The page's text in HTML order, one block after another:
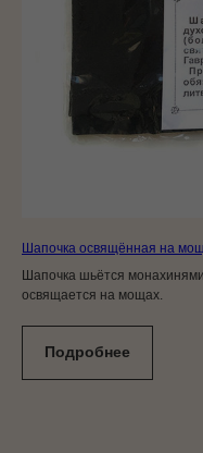
Шапочка освящённая на
Шапочка шьётся
освящается на мощах.
Подробнее